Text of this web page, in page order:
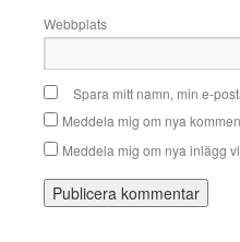
Webbplats
Spara mitt namn, min e-
Meddela mig om nya
Meddela mig om nya inlägg